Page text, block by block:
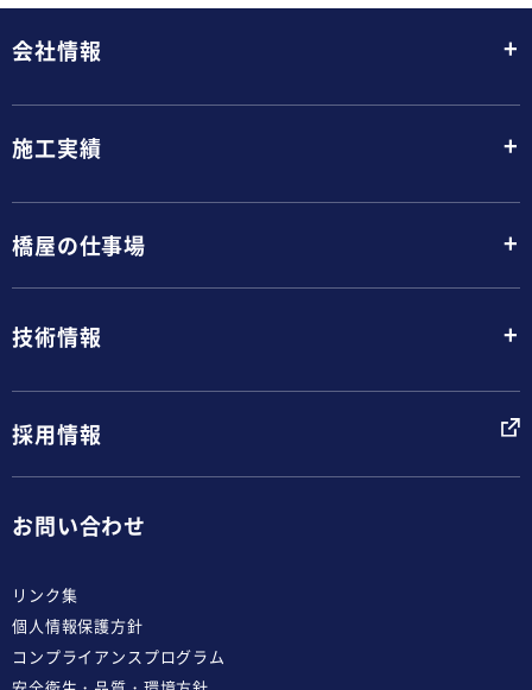
会社情報 +
施工実績 +
橋屋の仕事場 +
技術情報 +
採用情報
お問い合わせ
リンク集
個人情報保護方針
コンプライアンスプログラム